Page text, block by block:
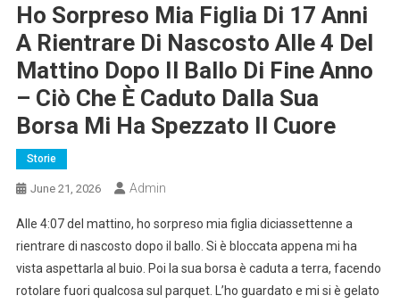
Ho Sorpreso Mia Figlia Di 17 Anni
A Rientrare Di Nascosto Alle 4 Del
Mattino Dopo Il Ballo Di Fine Anno
– Ciò Che È Caduto Dalla Sua
Borsa Mi Ha Spezzato Il Cuore
Storie
June 21, 2026 Admin
Alle 4:07 del mattino, ho sorpreso mia figlia diciassettenne a
rientrare di nascosto dopo il ballo. Si è bloccata appena mi ha
vista aspettarla al buio. Poi la sua borsa è caduta a terra, facendo
rotolare fuori qualcosa sul parquet. L’ho guardato e mi si è gelato